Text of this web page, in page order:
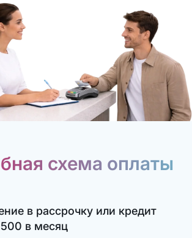
схема оплаты
в рассрочку или кредит
500 в месяц